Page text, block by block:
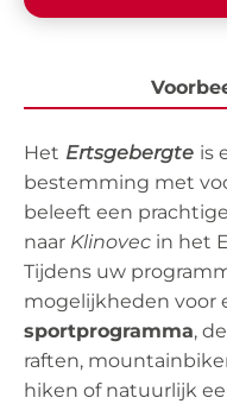
Het Ertsgebergte is
bestemming met
beleeft een
naar Klinovec in het
Tijdens uw
mogelijkheden voor
sportprogramma,
raften,
hiken of natuurlijk